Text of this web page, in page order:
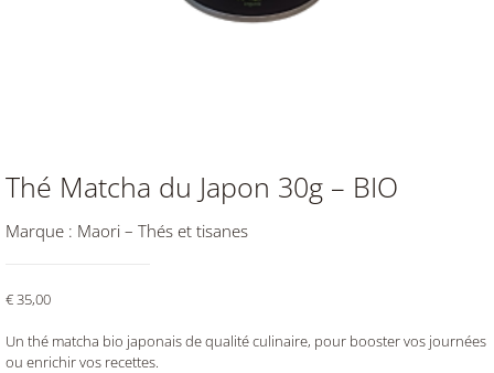
Thé Matcha du Japon 30g – BIO
Marque : Maori – Thés et tisanes
€ 35,00
Un thé matcha bio japonais de qualité culinaire, pour booster vos journées
ou enrichir vos recettes.